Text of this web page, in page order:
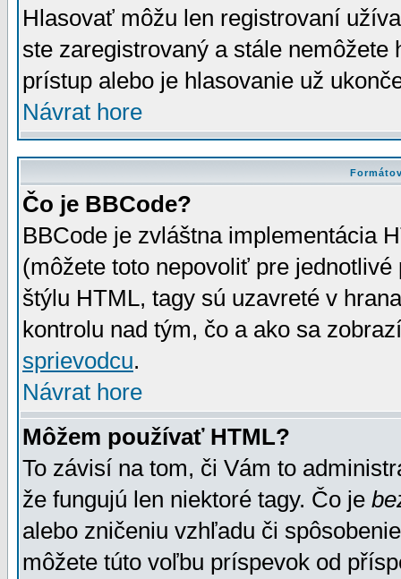
Hlasovať môžu len registrovaní
ste zaregistrovaný a stále
prístup alebo je hlasovanie už
Návrat hore
Čo je BBCode?
BBCode je zvláštna implementácia
(môžete toto nepovoliť pre
štýlu HTML, tagy sú uzavreté v
kontrolu nad tým, čo a ako sa
sprievodcu.
Návrat hore
Môžem používať HTML?
To závisí na tom, či Vám to
že fungujú len niektoré tagy. Čo je
alebo zničeniu vzhľadu či
môžete túto voľbu príspevok od